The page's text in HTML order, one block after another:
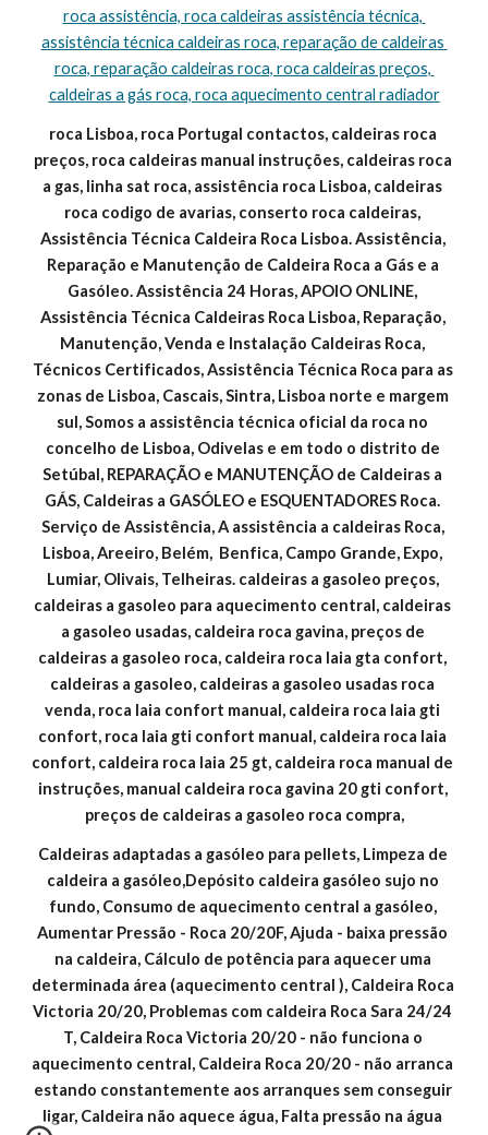
roca assistência, roca caldeiras assistência técnica,
assistência técnica caldeiras roca, reparação de caldeiras
roca, reparação caldeiras roca, roca caldeiras preços,
caldeiras a gás roca, roca aquecimento central radiador
roca Lisboa, roca Portugal contactos, caldeiras roca
preços, roca caldeiras manual instruções, caldeiras roca
a gas, linha sat roca, assistência roca Lisboa, caldeiras
roca codigo de avarias, conserto roca caldeiras,
Assistência Técnica Caldeira Roca Lisboa. Assistência,
Reparação e Manutenção de Caldeira Roca a Gás e a
Gasóleo. Assistência 24 Horas, APOIO ONLINE,
Assistência Técnica Caldeiras Roca Lisboa, Reparação,
Manutenção, Venda e Instalação Caldeiras Roca,
Técnicos Certificados, Assistência Técnica Roca para as
zonas de Lisboa, Cascais, Sintra, Lisboa norte e margem
sul, Somos a assistência técnica oficial da roca no
concelho de Lisboa, Odivelas e em todo o distrito de
Setúbal, REPARAÇÃO e MANUTENÇÃO de Caldeiras a
GÁS, Caldeiras a GASÓLEO e ESQUENTADORES Roca.
Serviço de Assistência, A assistência a caldeiras Roca,
Lisboa, Areeiro, Belém,  Benfica, Campo Grande, Expo,
Lumiar, Olivais, Telheiras. caldeiras a gasoleo preços,
caldeiras a gasoleo para aquecimento central, caldeiras
a gasoleo usadas, caldeira roca gavina, preços de
caldeiras a gasoleo roca, caldeira roca laia gta confort,
caldeiras a gasoleo, caldeiras a gasoleo usadas roca
venda, roca laia confort manual, caldeira roca laia gti
confort, roca laia gti confort manual, caldeira roca laia
confort, caldeira roca laia 25 gt, caldeira roca manual de
instruções, manual caldeira roca gavina 20 gti confort,
preços de caldeiras a gasoleo roca compra,
Caldeiras adaptadas a gasóleo para pellets, Limpeza de
caldeira a gasóleo,Depósito caldeira gasóleo sujo no
fundo, Consumo de aquecimento central a gasóleo,
Aumentar Pressão - Roca 20/20F, Ajuda - baixa pressão
na caldeira, Cálculo de potência para aquecer uma
determinada área (aquecimento central ), Caldeira Roca
Victoria 20/20, Problemas com caldeira Roca Sara 24/24
T, Caldeira Roca Victoria 20/20 - não funciona o
aquecimento central, Caldeira Roca 20/20 - não arranca
estando constantemente aos arranques sem conseguir
ligar, Caldeira não aquece água, Falta pressão na água